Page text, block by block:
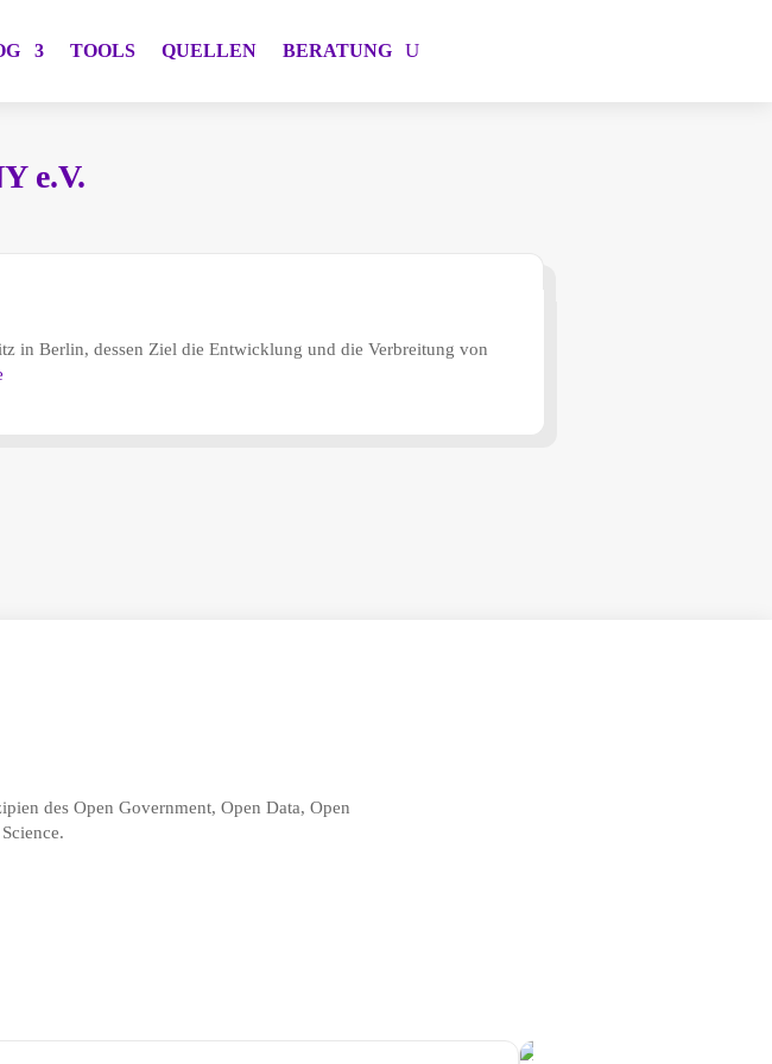
TOOLS QUELLEN BERATUNG
e.V.
in Berlin, dessen Ziel die Entwicklung und die Verbreitung von
des Open Government, Open Data, Open